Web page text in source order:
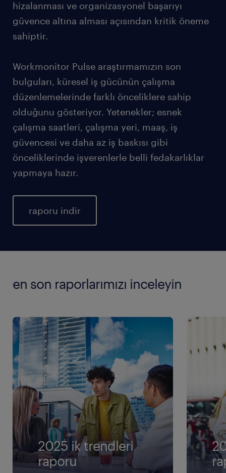
hizalanması ve organizasyonel başarıyı
güvence altına alması açısından kritik öneme
sahiptir.
Workmonitor Pulse araştırmamızın son
bulguları, küresel iş gücünün çalışma
düzenlemelerinde farklı önceliklere sahip
olduğunu gösteriyor. Yetenekler; esnek
çalışma saatleri, çalışma yeri, maaş, iş
güvencesi ve daha az iş baskısı gibi
önceliklerinde işverenlerle belli fedakarlıklar
yapmaya hazır.
raporu indir
en son raporlarımızı inceleyin
2025 ik trendleri
raporu